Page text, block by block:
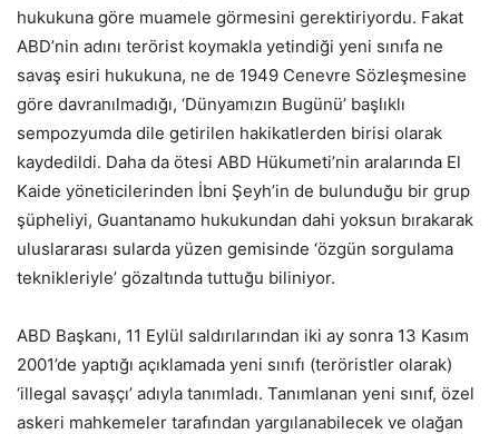
hukukuna göre muamele görmesini gerektiriyordu. Fakat
ABD’nin adını terörist koymakla yetindiği yeni sınıfa ne
savaş esiri hukukuna, ne de 1949 Cenevre Sözleşmesine
göre davranılmadığı, ‘Dünyamızın Bugünü’ başlıklı
sempozyumda dile getirilen hakikatlerden birisi olarak
kaydedildi. Daha da ötesi ABD Hükumeti’nin aralarında El
Kaide yöneticilerinden İbni Şeyh’in de bulunduğu bir grup
şüpheliyi, Guantanamo hukukundan dahi yoksun bırakarak
uluslararası sularda yüzen gemisinde ‘özgün sorgulama
teknikleriyle’ gözaltında tuttuğu biliniyor.
ABD Başkanı, 11 Eylül saldırılarından iki ay sonra 13 Kasım
2001’de yaptığı açıklamada yeni sınıfı (teröristler olarak)
‘illegal savaşçı’ adıyla tanımladı. Tanımlanan yeni sınıf, özel
askeri mahkemeler tarafından yargılanabilecek ve olağan